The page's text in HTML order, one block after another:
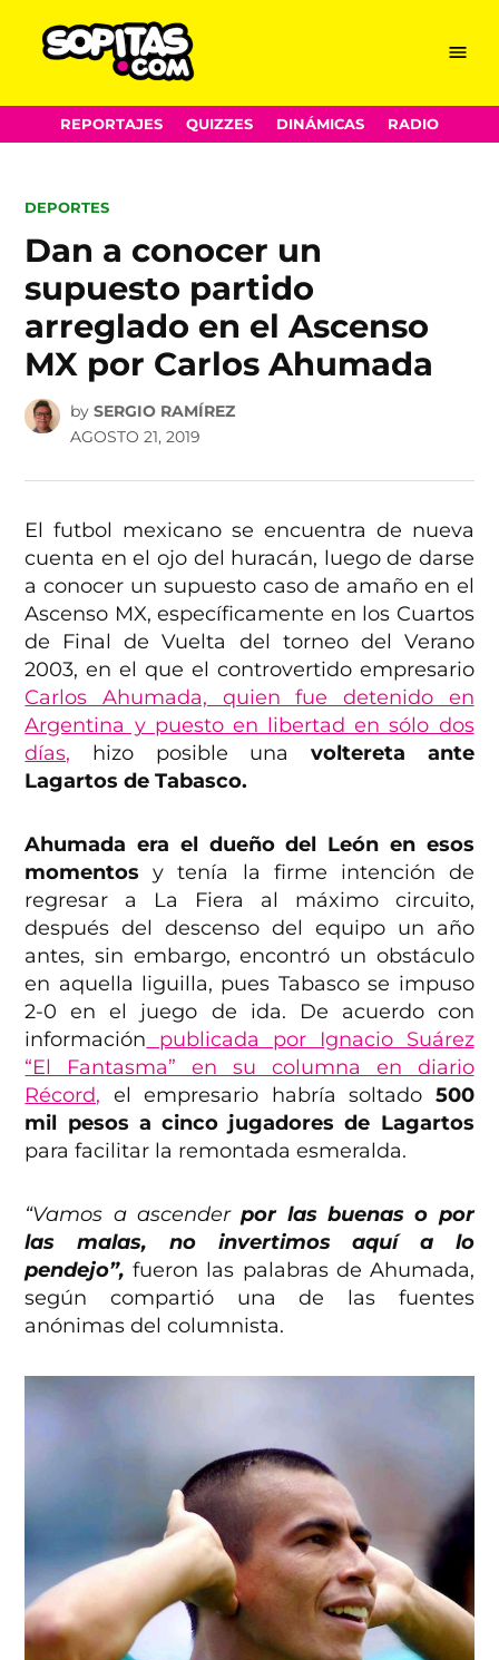
Skip
to
Menu
REPORTAJES QUIZZES DINÁMICAS RADIO
POSTED
DEPORTES
Dan a conocer un
supuesto partido
arreglado en el Ascenso
MX por Carlos Ahumada
by SERGIO RAMÍREZ
AGOSTO 21, 2019
El futbol mexicano se encuentra de nueva
cuenta en el ojo del huracán, luego de darse
a conocer un supuesto caso de amaño en el
Ascenso MX, específicamente en los Cuartos
de Final de Vuelta del torneo del Verano
2003, en el que el controvertido empresario
Carlos Ahumada, quien fue detenido en
Argentina y puesto en libertad en sólo dos
días, hizo posible una voltereta ante
Lagartos de Tabasco.
Ahumada era el dueño del León en esos
momentos y tenía la firme intención de
regresar a La Fiera al máximo circuito,
después del descenso del equipo un año
antes, sin embargo, encontró un obstáculo
en aquella liguilla, pues Tabasco se impuso
2-0 en el juego de ida. De acuerdo con
información publicada por Ignacio Suárez
“El Fantasma” en su columna en diario
Récord, el empresario habría soltado 500
mil pesos a cinco jugadores de Lagartos
para facilitar la remontada esmeralda.
“Vamos a ascender por las buenas o por
las malas, no invertimos aquí a lo
pendejo”, fueron las palabras de Ahumada,
según compartió una de las fuentes
anónimas del columnista.